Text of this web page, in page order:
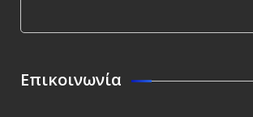
This
Επικοινωνία